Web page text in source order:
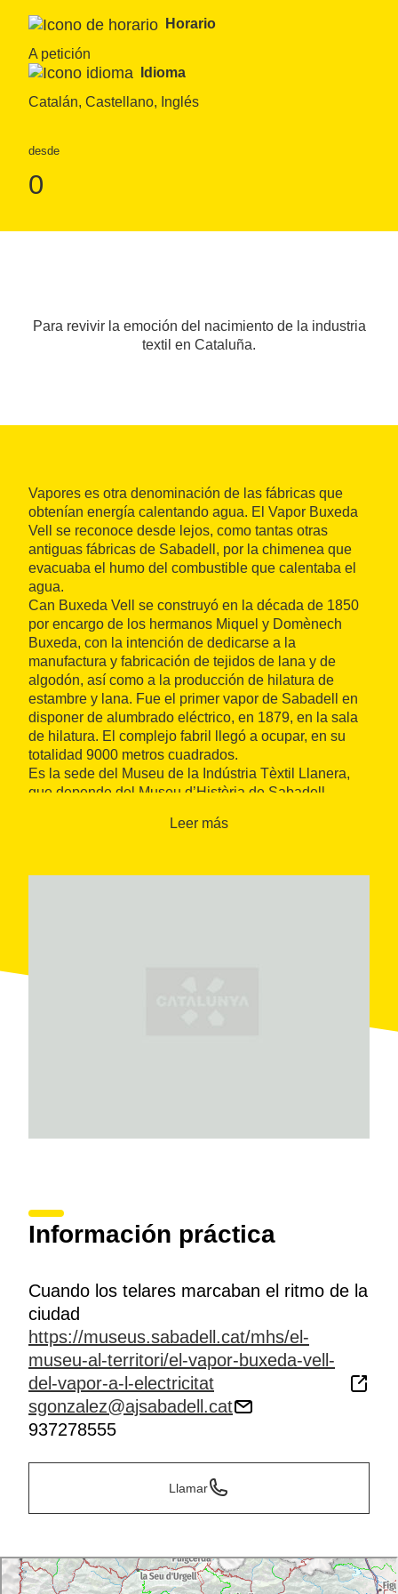
Horario
A petición
Idioma
Catalán, Castellano, Inglés
desde
0
Para revivir la emoción del nacimiento de la industria
textil en Cataluña.
Vapores es otra denominación de las fábricas que
obtenían energía calentando agua. El Vapor Buxeda
Vell se reconoce desde lejos, como tantas otras
antiguas fábricas de Sabadell, por la chimenea que
evacuaba el humo del combustible que calentaba el
agua.
Can Buxeda Vell se construyó en la década de 1850
por encargo de los hermanos Miquel y Domènech
Buxeda, con la intención de dedicarse a la
manufactura y fabricación de tejidos de lana y de
algodón, así como a la producción de hilatura de
estambre y lana. Fue el primer vapor de Sabadell en
disponer de alumbrado eléctrico, en 1879, en la sala
de hilatura. El complejo fabril llegó a ocupar, en su
totalidad 9000 metros cuadrados.
Es la sede del Museu de la Indústria Tèxtil Llanera,
que depende del Museu d’Història de Sabadell.
Wolf, diseñada en 1905, la sala de vapor y la sala de
Leer más
Información práctica
Cuando los telares marcaban el ritmo de la
ciudad
https://museus.sabadell.cat/mhs/el-
museu-al-territori/el-vapor-buxeda-vell-
del-vapor-a-l-electricitat
sgonzalez@ajsabadell.cat
937278555
Llamar